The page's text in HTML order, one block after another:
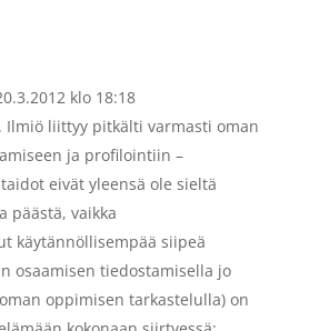
klo 18:18
Ilmiö liittyy pitkälti varmasti oman
ja profilointiin –
eivät yleensä ole sieltä
päästä, vaikka
käytännöllisempää siipeä
osaamisen tiedostamisella jo
oppimisen tarkastelulla) on